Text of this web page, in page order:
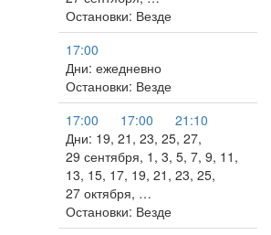
Остановки: Везде
17:00
Дни: ежедневно
Остановки: Везде
17:00
17:00
21:10
Дни: 19, 21, 23, 25, 27,
29 сентября, 1, 3, 5, 7, 9, 11,
13, 15, 17, 19, 21, 23, 25,
27 октября, …
Остановки: Везде